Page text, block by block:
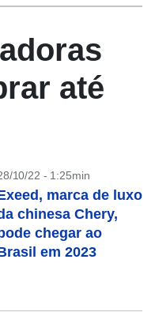
até
10/22 - 1:25min
marca de luxo
chinesa Chery,
chegar ao
em 2023